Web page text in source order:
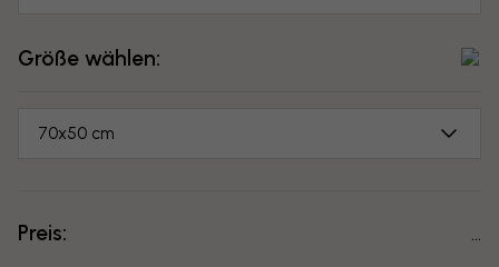
Größe wählen:
70x50 cm
Preis: